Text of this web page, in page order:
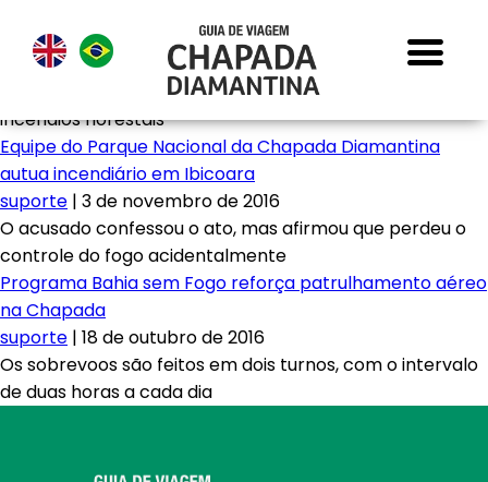
incêndios florestais
Equipe do Parque Nacional da Chapada Diamantina
autua incendiário em Ibicoara
suporte | 3 de novembro de 2016
O acusado confessou o ato, mas afirmou que perdeu o
controle do fogo acidentalmente
Programa Bahia sem Fogo reforça patrulhamento aéreo
na Chapada
suporte | 18 de outubro de 2016
Os sobrevoos são feitos em dois turnos, com o intervalo
de duas horas a cada dia